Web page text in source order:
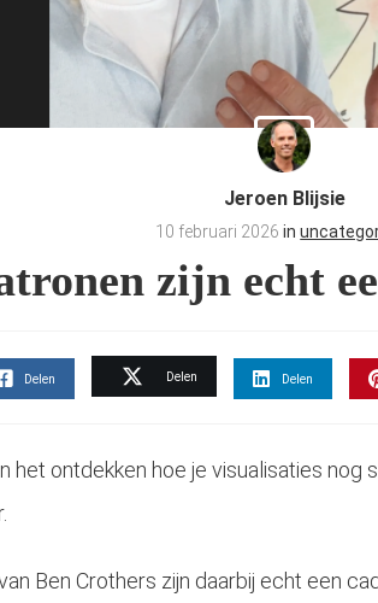
Jeroen Blijsie
10 februari 2026in
zijn echt
Delen Delen Delen
het ontdekken hoe je visualisaties nog
Ben Crothers zijn daarbij echt een